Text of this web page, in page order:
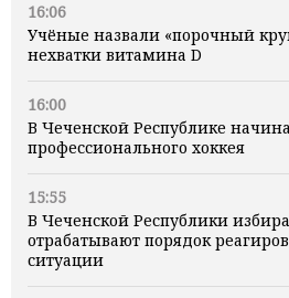
16:06
Учёные назвали «порочный
нехватки витамина D
16:00
В Чеченской Республике
профессионального хоккея
15:55
В Чеченской Республики
отрабатывают порядок
ситуации